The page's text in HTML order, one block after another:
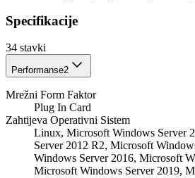
Specifikacije
34 stavki
Performanse2
Mrežni Form Faktor
Plug In Card
Zahtijeva Operativni Sistem
Linux, Microsoft Windows Server
Server 2012 R2, Microsoft
Windows Server 2016, Microsoft
Microsoft Windows Server 2019,